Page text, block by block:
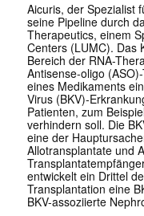
Aicuris, der Spezialist
seine Pipeline durch
Therapeutics, einem
Centers (LUMC). Das
Bereich der RNA-
Antisense-oligo
eines Medikaments
Virus (BKV)-
Patienten, zum
verhindern soll. Die
eine der
Allotransplantate und
entwickelt ein Drittel
Transplantation eine
BKV-assoziierte